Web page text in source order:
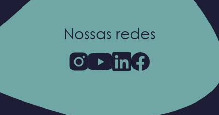
Nossas redes